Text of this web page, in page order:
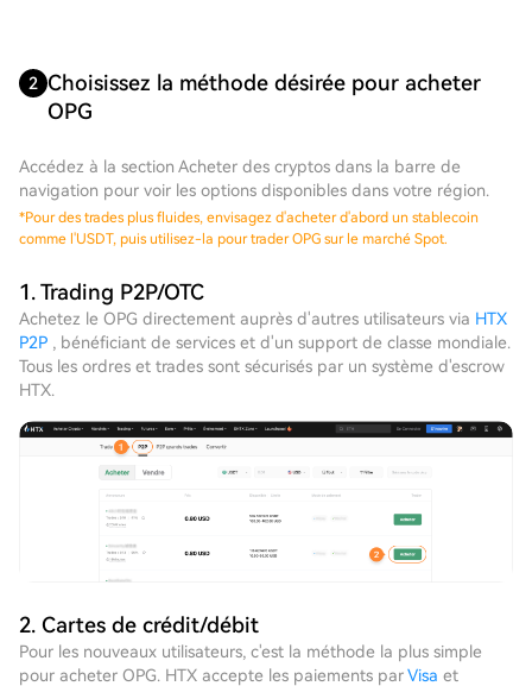
2 Choisissez la méthode désirée pour acheter
OPG
Accédez à la section Acheter des cryptos dans la barre de
navigation pour voir les options disponibles dans votre région.
*Pour des trades plus fluides, envisagez d'acheter d'abord un stablecoin
comme l'USDT, puis utilisez-la pour trader OPG sur le marché Spot.
1. Trading P2P/OTC
Achetez le OPG directement auprès d'autres utilisateurs via HTX
P2P , bénéficiant de services et d'un support de classe mondiale.
Tous les ordres et trades sont sécurisés par un système d'escrow
HTX.
2. Cartes de crédit/débit
Pour les nouveaux utilisateurs, c'est la méthode la plus simple
pour acheter OPG. HTX accepte les paiements parVisa et